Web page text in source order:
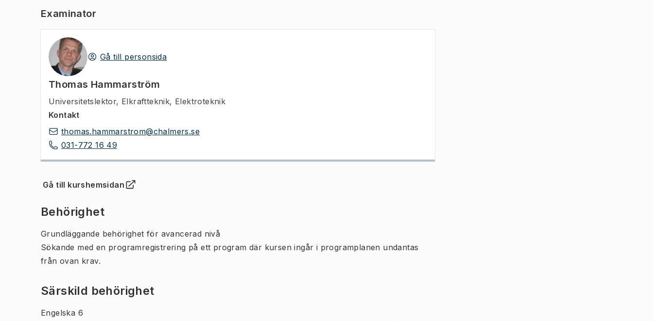
Examinator
Gå till personsida
Thomas Hammarström
Universitetslektor, Elkraftteknik, Elektroteknik
Kontakt
thomas.hammarstrom@chalmers.se
031-772 16 49
Gå till kurshemsidan
(Öppnas i ny flik)
Behörighet
Grundläggande behörighet för avancerad nivå
Sökande med en programregistrering på ett program där kursen ingår i programplanen undantas
från ovan krav.
Särskild behörighet
Engelska 6